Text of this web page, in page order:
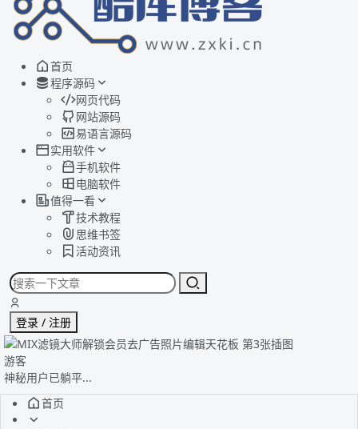
首页
程序源码
网页代码
网站源码
易语言源码
实用软件
手机软件
电脑软件
值得一看
技术教程
思维书签
活动资讯
登录 / 注册
游客
神秘用户已躺平...
首页